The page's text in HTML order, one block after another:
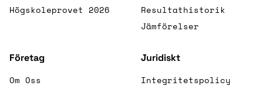
Högskoleprovet 2026
Resultathistorik
Jämförelser
Företag
Om Oss
Juridiskt
Integritetspolicy